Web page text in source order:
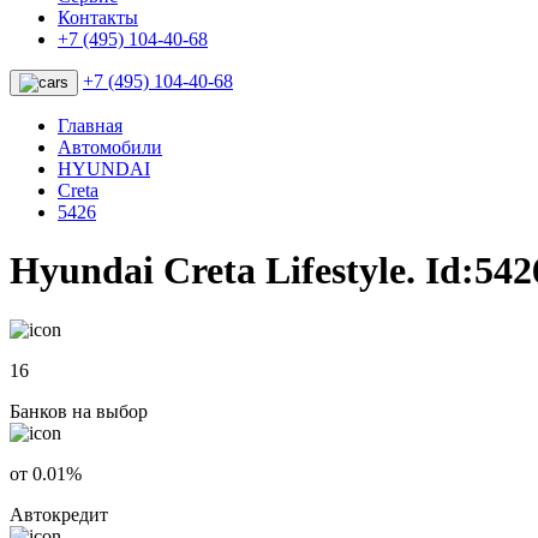
Контакты
+7 (495) 104-40-68
+7 (495) 104-40-68
Главная
Автомобили
HYUNDAI
Creta
5426
Hyundai Creta Lifestyle.
16
Банков на выбор
от 0.01%
Автокредит